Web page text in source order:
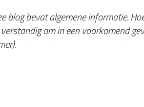
blog bevat algemene informatie.
om in een voorkomend
).